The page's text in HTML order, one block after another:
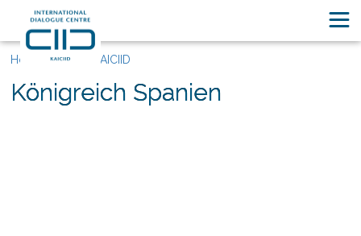
Home Über KAICIID
Königreich Spanien